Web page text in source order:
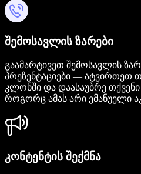
შემოსავლის ზარები
გაამარტივეთ შემოსავლის
პრეზენტაციები — ატვირთეთ
კლონში და დაასაუბრე თქვენი
როგორც ამას არი ემანუელი
კონტენტის შექმნა